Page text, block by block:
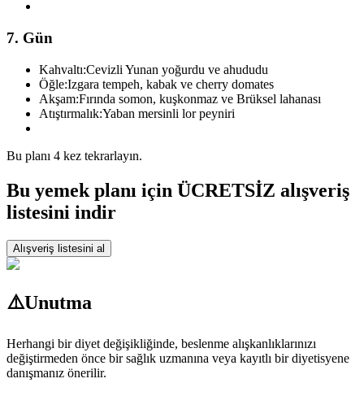
7. Gün
Kahvaltı:Cevizli Yunan yoğurdu ve ahududu
Öğle:Izgara tempeh, kabak ve cherry domates
Akşam:Fırında somon, kuşkonmaz ve Brüksel lahanası
Atıştırmalık:Yaban mersinli lor peyniri
Bu planı 4 kez tekrarlayın.
Bu yemek planı için ÜCRETSİZ alışveriş
listesini indir
Alışveriş listesini al
⚠️Unutma
Herhangi bir diyet değişikliğinde, beslenme alışkanlıklarınızı
değiştirmeden önce bir sağlık uzmanına veya kayıtlı bir diyetisyene
danışmanız önerilir.